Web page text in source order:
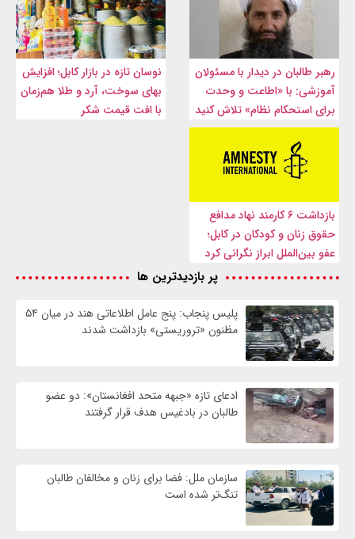
رهبر طالبان در دیدار با مسئولان
آموزشی: با «اطاعت و وحدت
برای استحکام نظام» تلاش کنید
نوسان تازه در بازار کابل؛ افزایش
بهای سوخت، آرد و طلا هم‌زمان
با افت قیمت شکر
بازداشت ۶ کارمند نهاد مدافع
حقوق زنان و کودکان در کابل؛
عفو بین‌الملل ابراز نگرانی کرد
پر بازدیدترین ها
پلیس پنجاب: پنج عامل اطلاعاتی هند در میان ۵۴
مظنون «تروریستی» بازداشت شدند
ادعای تازه «جبهه متحد افغانستان»: دو عضو
طالبان در بادغیس هدف قرار گرفتند
سازمان ملل: فضا برای زنان و مخالفان طالبان
تنگ‌تر شده است